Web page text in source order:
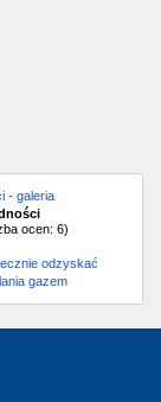
- galeria
ocen: 6)
odzyskać
gazem